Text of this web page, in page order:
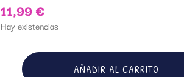
11,99€
Hay existencias
AÑADIR AL CARRITO